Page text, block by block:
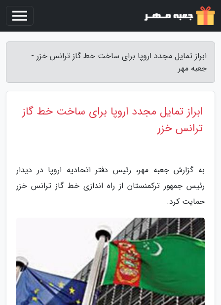
ابراز تمایل مجدد اروپا برای ساخت خط گاز ترانس خزر -
جعبه مهر
ابراز تمایل مجدد اروپا برای ساخت خط گاز
ترانس خزر
به گزارش جعبه مهر، رئیس دفتر اتحادیه اروپا در دیدار
رئیس جمهور ترکمنستان از راه اندازی خط گاز ترانس خزر
حمایت کرد.